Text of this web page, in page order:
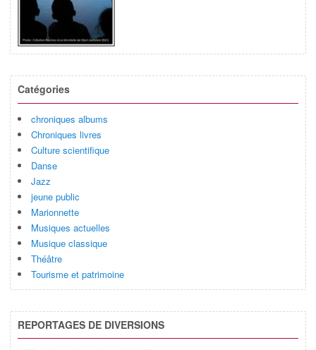
Catégories
chroniques albums
Chroniques livres
Culture scientifique
Danse
Jazz
jeune public
Marionnette
Musiques actuelles
Musique classique
Théâtre
Tourisme et patrimoine
REPORTAGES DE DIVERSIONS